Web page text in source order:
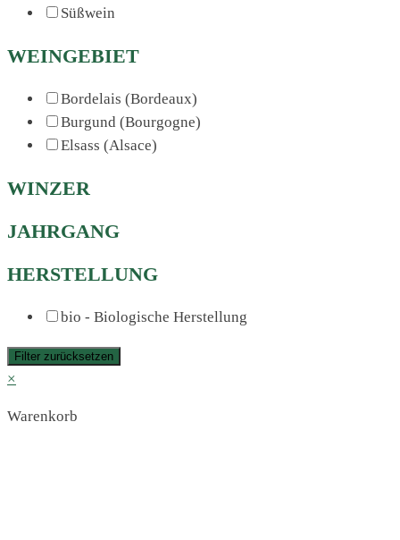
Süßwein
WEINGEBIET
Bordelais (Bordeaux)
Burgund (Bourgogne)
Elsass (Alsace)
WINZER
JAHRGANG
HERSTELLUNG
bio - Biologische Herstellung
Filter zurücksetzen
×
Warenkorb